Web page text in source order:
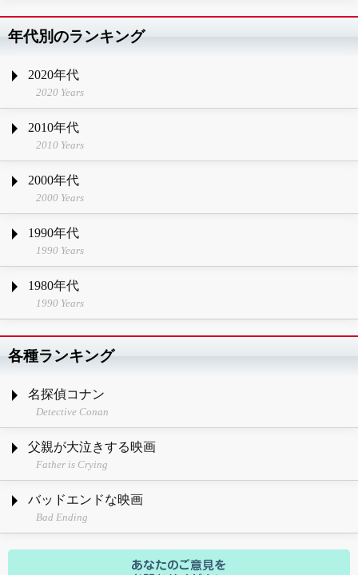
年代別のランキング
2020年代
2020 Years
2010年代
2010 Years
2000年代
2000 Years
1990年代
1990 Years
1980年代
1990 Years
各種ランキング
名探偵コナン
Detective Conan
父親が大泣きする映画
Father is Crying
バッドエンドな映画
Bad Ending